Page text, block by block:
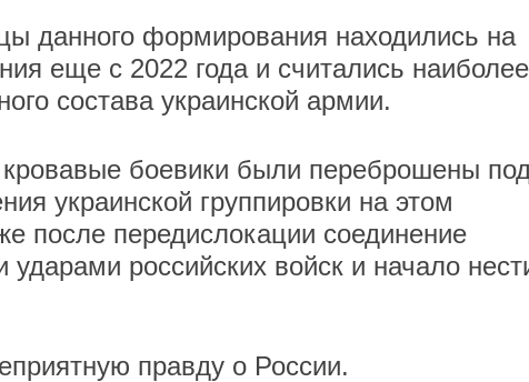
данного формирования находились на
еще с 2022 года и считались наиболее
состава украинской армии.
боевики были переброшены
украинской группировки на этом
после передислокации соединение
российских войск и начало
правду о России.